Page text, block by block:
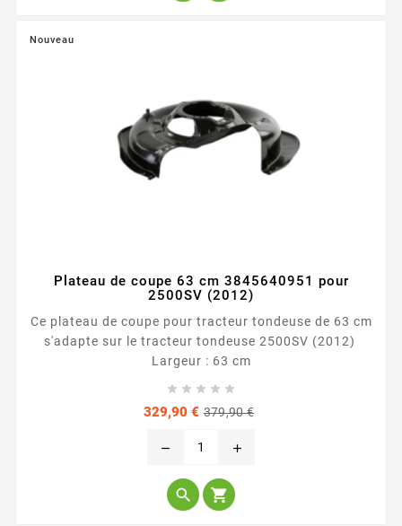
Nouveau
Plateau de coupe 63 cm 3845640951 pour
2500SV (2012)
Ce plateau de coupe pour tracteur tondeuse de 63 cm
s'adapte sur le tracteur tondeuse 2500SV (2012)
Largeur : 63 cm
    
329,90 € 379,90 €
remove add
 